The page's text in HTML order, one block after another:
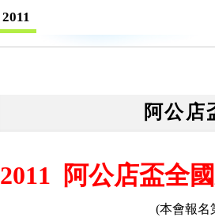
2011
阿公店
2011 阿公店盃全
(本會報名